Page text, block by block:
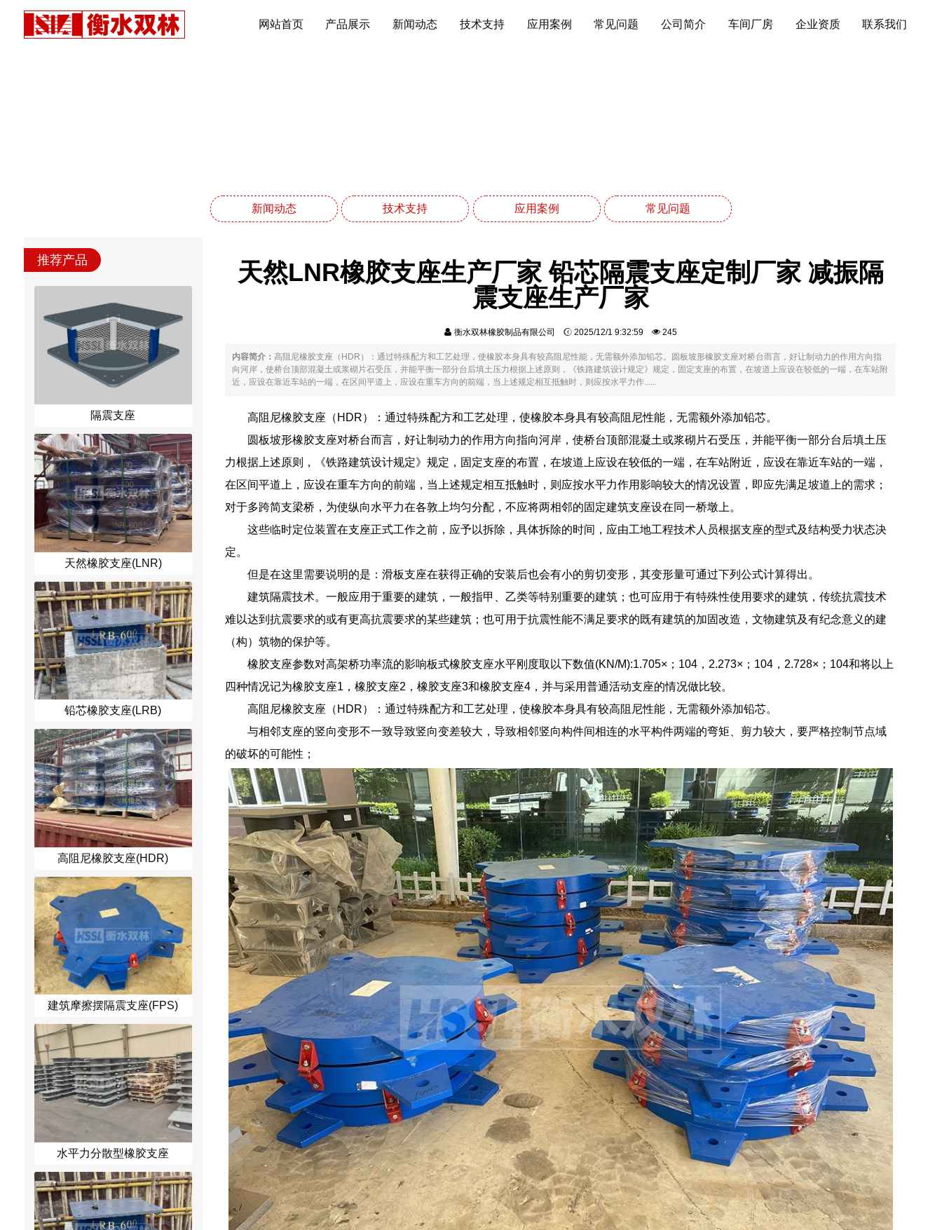
网站首页 产品展示 新闻动态 技术支持 应用案例 常见问题 公司简介 车间厂房 企业资质 联系我们
新闻动态 技术支持 应用案例 常见问题
推荐产品
隔震支座
天然橡胶支座(LNR)
铅芯橡胶支座(LRB)
高阻尼橡胶支座(HDR)
建筑摩擦摆隔震支座(FPS)
水平力分散型橡胶支座
天然LNR橡胶支座生产厂家 铅芯隔震支座定制厂家 减振隔
震支座生产厂家
衡水双林橡胶制品有限公司 2025/12/1 9:32:59 245
内容简介： 高阻尼橡胶支座（HDR）：通过特殊配方和工艺处理，使橡胶本身具有较高阻尼性能，无需额外添加铅芯。圆板坡形橡胶支座对桥台而言，好让制动力的作用方向指
向河岸，使桥台顶部混凝土或浆砌片石受压，并能平衡一部分台后填土压力根据上述原则，《铁路建筑设计规定》规定，固定支座的布置，在坡道上应设在较低的一端，在车站附
近，应设在靠近车站的一端，在区间平道上，应设在重车方向的前端，当上述规定相互抵触时，则应按水平力作......
高阻尼橡胶支座（HDR）：通过特殊配方和工艺处理，使橡胶本身具有较高阻尼性能，无需额外添加铅芯。
圆板坡形橡胶支座对桥台而言，好让制动力的作用方向指向河岸，使桥台顶部混凝土或浆砌片石受压，并能平衡一部分台后填土压
力根据上述原则，《铁路建筑设计规定》规定，固定支座的布置，在坡道上应设在较低的一端，在车站附近，应设在靠近车站的一端，
在区间平道上，应设在重车方向的前端，当上述规定相互抵触时，则应按水平力作用影响较大的情况设置，即应先满足坡道上的需求；
对于多跨简支梁桥，为使纵向水平力在各敦上均匀分配，不应将两相邻的固定建筑支座设在同一桥墩上。
这些临时定位装置在支座正式工作之前，应予以拆除，具体拆除的时间，应由工地工程技术人员根据支座的型式及结构受力状态决
定。
但是在这里需要说明的是：滑板支座在获得正确的安装后也会有小的剪切变形，其变形量可通过下列公式计算得出。
建筑隔震技术。一般应用于重要的建筑，一般指甲、乙类等特别重要的建筑；也可应用于有特殊性使用要求的建筑，传统抗震技术
难以达到抗震要求的或有更高抗震要求的某些建筑；也可用于抗震性能不满足要求的既有建筑的加固改造，文物建筑及有纪念意义的建
（构）筑物的保护等。
橡胶支座参数对高架桥功率流的影响板式橡胶支座水平刚度取以下数值(KN/M):1.705×；104，2.273×；104，2.728×；104和将以上
四种情况记为橡胶支座1，橡胶支座2，橡胶支座3和橡胶支座4，并与采用普通活动支座的情况做比较。
高阻尼橡胶支座（HDR）：通过特殊配方和工艺处理，使橡胶本身具有较高阻尼性能，无需额外添加铅芯。
与相邻支座的竖向变形不一致导致竖向变差较大，导致相邻竖向构件间相连的水平构件两端的弯矩、剪力较大，要严格控制节点域
的破坏的可能性；